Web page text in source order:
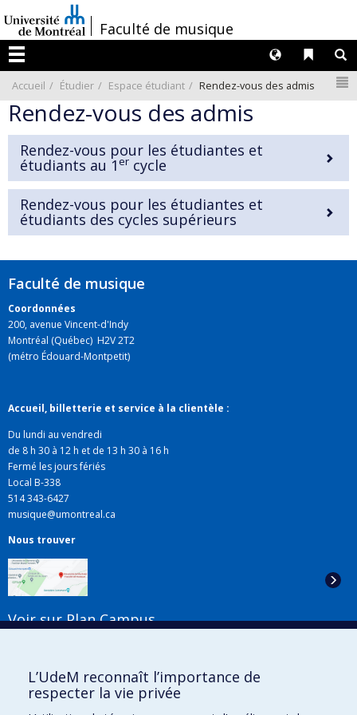
au
contenu
/Faculté de musique
Menu
Liens
Langues
Accueil Étudier Espace étudiant Rendez-vous des admis
Rendez-vous des admis
Rendez-vous pour les étudiantes et
étudiants au 1er cycle
Rendez-vous pour les étudiantes et
étudiants des cycles supérieurs
Faculté de musique
Coordonnées
200, avenue Vincent-d'Indy
Montréal (Québec) H2V 2T2
(métro Édouard-Montpetit)
Accueil, billetterie et service à la clientèle :
Du lundi au vendredi
de 8 h 30 à 12 h et de 13 h 30 à 16 h
Fermé les jours fériés
Local B-338
514 343-6427
musique@umontreal.ca
Nous trouver
Voir sur Plan Campus
L’UdeM reconnaît l’importance de
respecter la vie privée